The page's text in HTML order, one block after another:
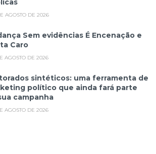
AGOSTO DE 2026
Sem evidências É Encenação e
Caro
AGOSTO DE 2026
sintéticos: uma ferramenta de
político que ainda fará parte
campanha
AGOSTO DE 2026